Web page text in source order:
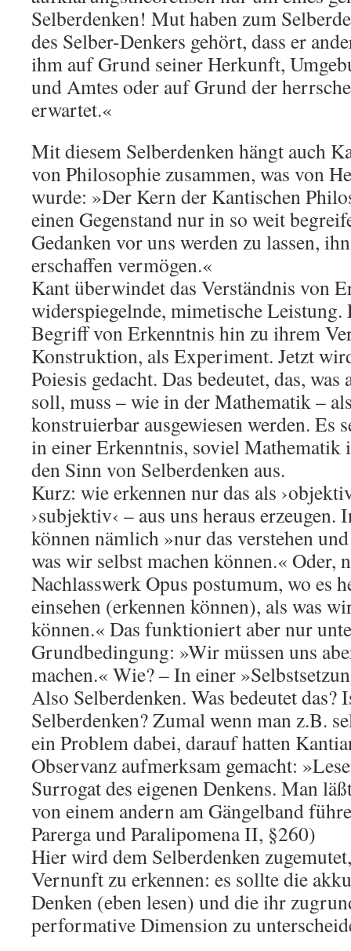
Selberdenken! Mut haben zum
des Selber-Denkers gehört, dass er
ihm auf Grund seiner Herkunft,
und Amtes oder auf Grund der
erwartet.«
Mit diesem Selberdenken hängt auch
von Philosophie zusammen, was von
wurde: »Der Kern der Kantischen
einen Gegenstand nur in so weit
Gedanken vor uns werden zu lassen,
erschaffen vermögen.«
Kant überwindet das Verständnis von
widerspiegelnde, mimetische
Begriff von Erkenntnis hin zu ihrem
Konstruktion, als Experiment. Jetzt
Poiesis gedacht. Das bedeutet, das,
soll, muss – wie in der Mathematik –
konstruierbar ausgewiesen werden. Es
in einer Erkenntnis, soviel Mathematik
den Sinn von Selberdenken aus.
Kurz: wie erkennen nur das als
›subjektiv‹ – aus uns heraus
können nämlich »nur das verstehen
was wir selbst machen können.« Oder,
Nachlasswerk Opus postumum, wo es
einsehen (erkennen können), als was
können.« Das funktioniert aber nur
Grundbedingung: »Wir müssen uns
machen.« Wie? – In einer
Also Selberdenken. Was bedeutet das?
Selberdenken? Zumal wenn man z.B.
ein Problem dabei, darauf hatten
Observanz aufmerksam gemacht:
Surrogat des eigenen Denkens. Man
von einem andern am Gängelband
Parerga und Paralipomena II, §260)
Hier wird dem Selberdenken
Vernunft zu erkennen: es sollte die
Denken (eben lesen) und die ihr
performative Dimension zu